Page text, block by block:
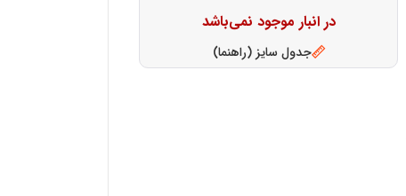
در انبار موجود نمی‌باشد
جدول سایز (راهنما)